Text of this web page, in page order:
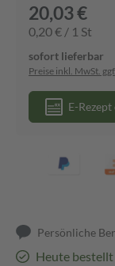
20,03 €
0,20 € / 1 St
sofort lieferbar
Preise inkl. MwSt.
E-
Persönliche
Heute